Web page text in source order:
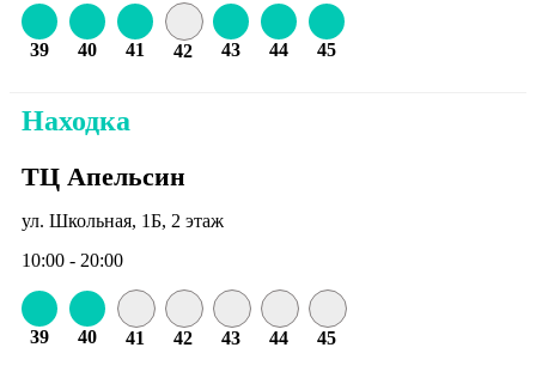
39 40 41 42 43 44 45
Находка
ТЦ Апельсин
ул. Школьная, 1Б, 2 этаж
10:00 - 20:00
39 40 41 42 43 44 45